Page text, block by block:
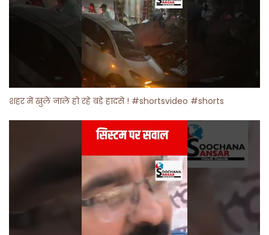
शहर में खुले नाले हो रहे बड़े हादसे ! #shortsvideo #shorts